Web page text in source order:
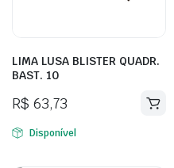
LIMA LUSA BLISTER QUADR.
BAST. 10
R$ 63,73
Disponível